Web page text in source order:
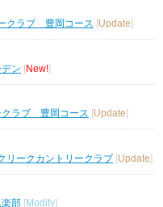
クラブ 豊岡コース
Update
ン [New!]
クラブ 豊岡コース
Update
リークカントリークラブ [Update]
楽部
Modify